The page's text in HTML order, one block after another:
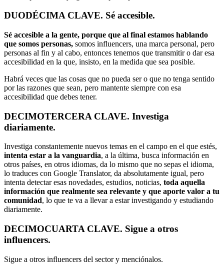
DUODÉCIMA CLAVE. Sé accesible.
Sé accesible a la gente, porque que al final estamos hablando
que somos personas, somos influencers, una marca personal, pero
personas al fin y al cabo, entonces tenemos que transmitir o dar esa
accesibilidad en la que, insisto, en la medida que sea posible.
Habrá veces que las cosas que no pueda ser o que no tenga sentido
por las razones que sean, pero mantente siempre con esa
accesibilidad que debes tener.
DECIMOTERCERA CLAVE. Investiga
diariamente.
Investiga constantemente nuevos temas en el campo en el que estés,
intenta estar a la vanguardia, a la última, busca información en
otros países, en otros idiomas, da lo mismo que no sepas el idioma,
lo traduces con Google Translator, da absolutamente igual, pero
intenta detectar esas novedades, estudios, noticias, toda aquella
información que realmente sea relevante y que aporte valor a tu
comunidad, lo que te va a llevar a estar investigando y estudiando
diariamente.
DECIMOCUARTA CLAVE. Sigue a otros
influencers.
Sigue a otros influencers del sector y menciónalos.